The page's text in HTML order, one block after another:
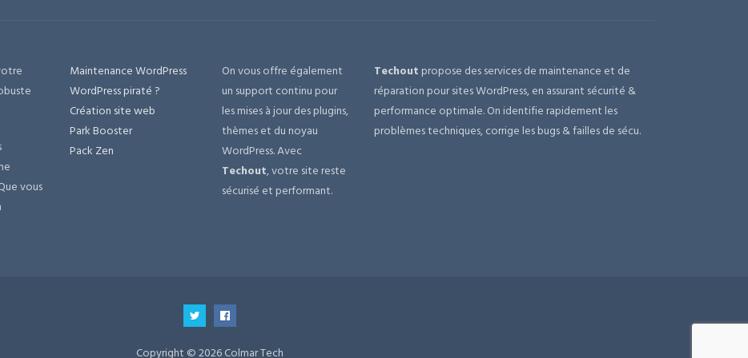
vous
Maintenance WordPress
WordPress piraté ?
Création site web
Park Booster
Pack Zen
On vous offre également
un support continu pour
les mises à jour des plugins,
thèmes et du noyau
WordPress. Avec
Techout, votre site reste
sécurisé et performant.
Techout propose des services de maintenance et de
réparation pour sites WordPress, en assurant sécurité &
performance optimale. On identifie rapidement les
problèmes techniques, corrige les bugs & failles de sécu.
Copyright © 2026 Colmar Tech